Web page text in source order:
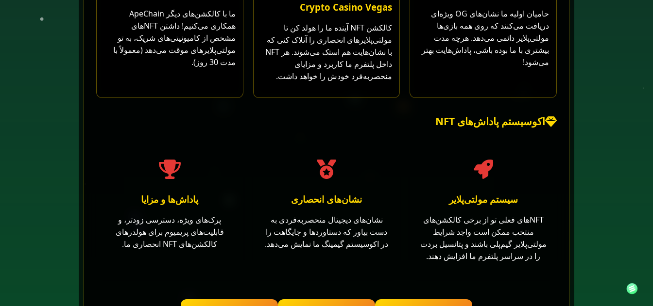
حامیان اولیه ما نشان‌های OG ویژه‌ای
دریافت می‌کنند که روی همه بازی‌ها
مولتی‌پلایر دائمی می‌دهد. هرچه مدت
بیشتری با ما بوده باشی، پاداش‌هایت بهتر
می‌شود!
Crypto Casino Vegas
کالکشن NFT آینده ما را هولد کن تا
مولتی‌پلایرهای انحصاری را آنلاک کنی که
با نشان‌هایت هم استک می‌شوند. هر NFT
داخل پلتفرم ما کاربرد و مزایای
منحصربه‌فرد خودش را خواهد داشت.
ما با کالکشن‌های دیگر ApeChain
همکاری می‌کنیم! داشتن NFTهای
مشخص از کامیونیتی‌های شریک، به تو
مولتی‌پلایرهای موقت می‌دهد (معمولاً با
مدت 30 روز).
اکوسیستم پاداش‌های NFT
سیستم مولتی‌پلایر
NFTهای فعلی تو از برخی کالکشن‌های
منتخب ممکن است واجد شرایط
مولتی‌پلایر گیم‌پلی باشند و پتانسیل بردت
را در سراسر پلتفرم ما افزایش دهند.
نشان‌های انحصاری
نشان‌های دیجیتال منحصربه‌فردی به
دست بیاور که دستاوردها و جایگاهت را
در اکوسیستم گیمینگ ما نمایش می‌دهد.
پاداش‌ها و مزایا
پرک‌های ویژه، دسترسی زودتر، و
قابلیت‌های پریمیوم برای هولدرهای
کالکشن‌های NFT انحصاری ما.